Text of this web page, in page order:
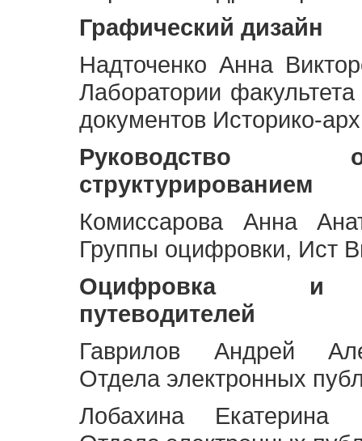
Графический дизайн
Надточенко Анна
Лаборатории
документов Историко-
Руководство
структурированием
Комиссарова Анна
Группы оцифровки, Ист
Оцифровка и
путеводителей
Гаврилов Андрей
Отдела электронных
Лобахина Екатерина